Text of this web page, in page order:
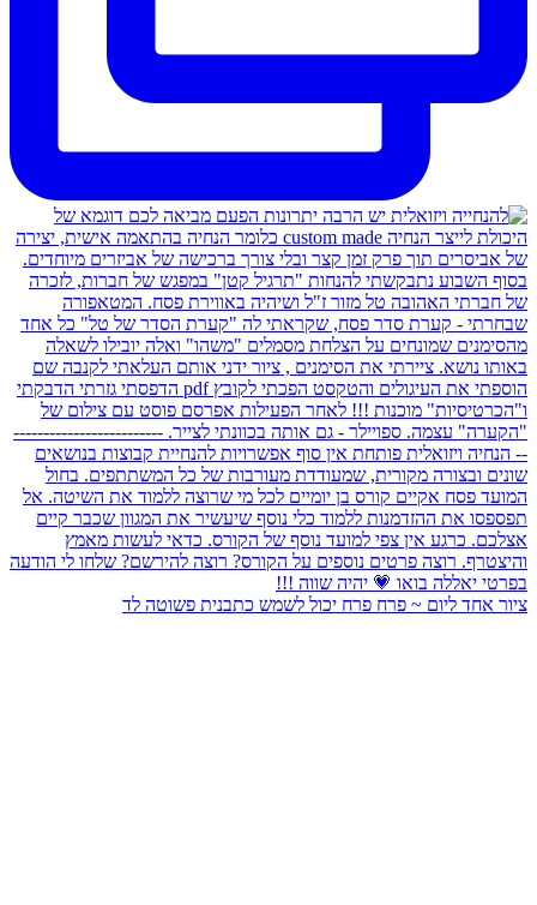
ציור אחד ליום ~ פרח פרח יכול לשמש כתבנית פשוטה לד